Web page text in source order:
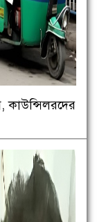
কাউন্সিলরদের